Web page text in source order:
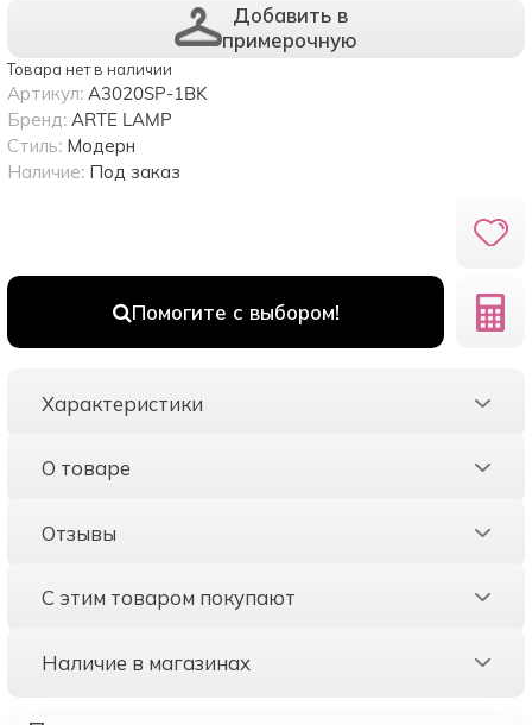
Добавить в
примерочную
Товара нет в наличии
Помогите с выбором!
Артикул: A3020SP-1BK
Бренд: ARTE LAMP
Стиль: Модерн
Наличие: Под заказ
Характеристики
О товаре
Отзывы
С этим товаром покупают
Наличие в магазинах